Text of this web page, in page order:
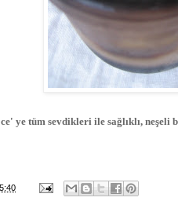
ye tüm sevdikleri ile sağlıklı,